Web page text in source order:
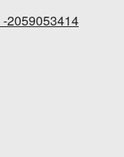
2059053414